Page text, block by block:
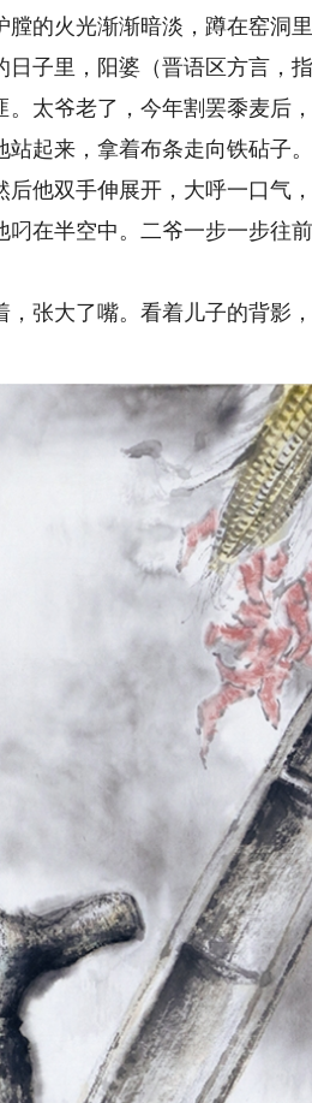
膛的火光渐渐暗淡，蹲在窑洞
里，阳婆（晋语区方言，
。太爷老了，今年割罢黍麦后
来，拿着布条走向铁砧子
后他双手伸展开，大呼一口气
叼在半空中。二爷一步一步往
大了嘴。看着儿子的背影，